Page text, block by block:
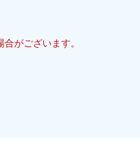
がございます。